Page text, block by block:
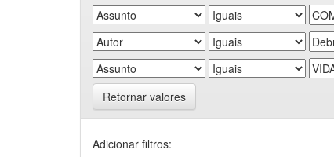
Retornar valores
Adicionar filtros: